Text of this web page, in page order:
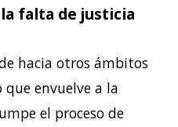
falta de justicia
hacia otros ámbitos
envuelve a la
el proceso de